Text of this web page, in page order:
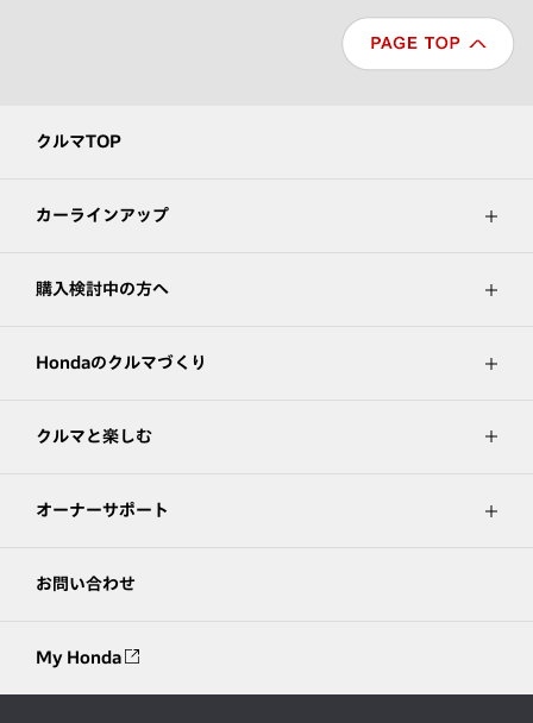
クルマTOP
カーラインアップ
購入検討中の方へ
Hondaのクルマづくり
クルマと楽しむ
オーナーサポート
お問い合わせ
My Honda